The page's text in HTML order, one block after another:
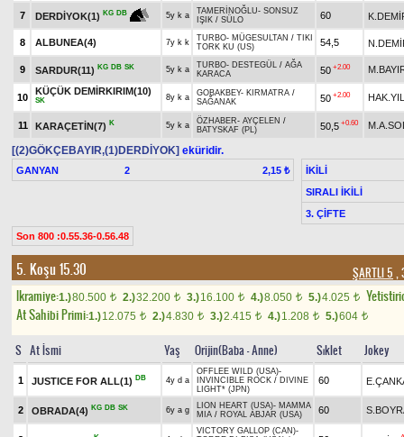
7 DERDİYOK(1) KG DB 5y k a TAMERİNOĞLU- SONSUZ
IŞIK / SÜLO 60
8 ALBUNEA(4) 7y k k TURBO- MÜGESULTAN / TIKI
TORK KU (US)
54,5
9 SARDUR(11) KG DB SK 5y k a TURBO- DESTEGÜL / AĞA
KARACA
50 +2.00
10
KÜÇÜK DEMİRKIRIM(10)
SK 8y k a GOBAKBEY- KIRMATRA /
SAĞANAK
50 +2.00
11 KARAÇETİN(7) K 5y k a ÖZHABER- AYÇELEN /
BATYSKAF (PL)
50,5 +0.60
[(2)GÖKÇEBAYIR,(1)DERDİYOK] eküridir.
GANYAN 2 2,15 ₺
İKİLİ
SIRALI İKİLİ
3. ÇİFTE
Son 800 :0.55.36-0.56.48
5. Koşu 15.30 ŞARTLI 5 ,
Ikramiye:1.)80.500 t 2.)32.200 t 3.)16.100 t 4.)8.050 t 5.)4.025 t
At Sahibi Primi:1.)12.075 t 2.)4.830 t 3.)2.415 t 4.)1.208 t 5.)604 t
S At İsmi Yaş Orijin(Baba - Anne) Sıklet Jokey
1 JUSTICE FOR ALL(1) DB 4y d a
OFFLEE WILD (USA)-
INVINCIBLE ROCK / DIVINE
LIGHT* (JPN)
60
2 OBRADA(4) KG DB SK 6y a g LION HEART (USA)- MAMMA
MIA / ROYAL ABJAR (USA) 60
VICTORY GALLOP (CAN)-